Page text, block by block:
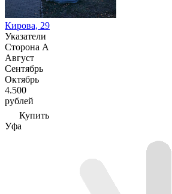
Кирова, 29
Указатели
Сторона А
Август
Сентябрь
Октябрь
4.500
рублей
Купить
Уфа